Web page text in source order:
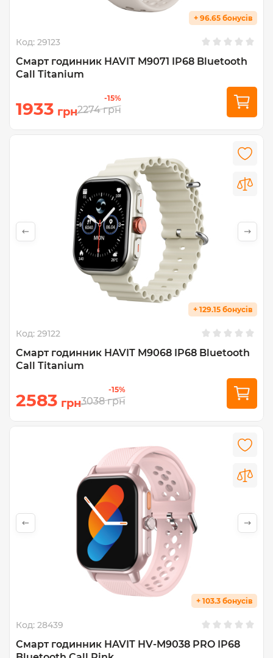
+ 96.65 бонусів
Код: 29123
Cмарт годинник HAVIT M9071 IP68 Bluetooth
Call Titanium
1933 грн
-15%
2274 грн
+ 129.15 бонусів
Код: 29122
Cмарт годинник HAVIT M9068 IP68 Bluetooth
Call Titanium
2583 грн
-15%
3038 грн
+ 103.3 бонусів
Код: 28439
Смарт годинник HAVIT HV-M9038 PRO IP68